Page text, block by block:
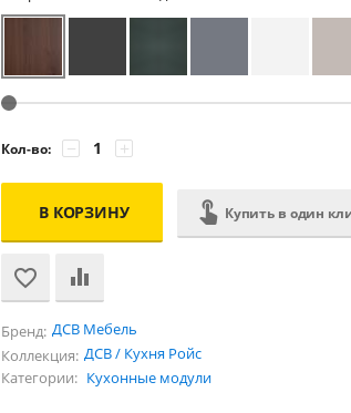
Кол-во: +
−
В КОРЗИНУ Купить в один
Бренд: ДСВ Мебель
Коллекция: ДСВ / Кухня Ройс
Категории: Кухонные модули